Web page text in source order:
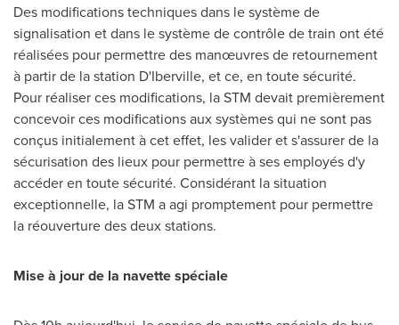
Des modifications techniques dans le système de
signalisation et dans le système de contrôle de train ont été
réalisées pour permettre des manœuvres de retournement
à partir de la station D'Iberville, et ce, en toute sécurité.
Pour réaliser ces modifications, la STM devait premièrement
concevoir ces modifications aux systèmes qui ne sont pas
conçus initialement à cet effet, les valider et s'assurer de la
sécurisation des lieux pour permettre à ses employés d'y
accéder en toute sécurité. Considérant la situation
exceptionnelle, la STM a agi promptement pour permettre
la réouverture des deux stations.
Mise à jour de la navette spéciale